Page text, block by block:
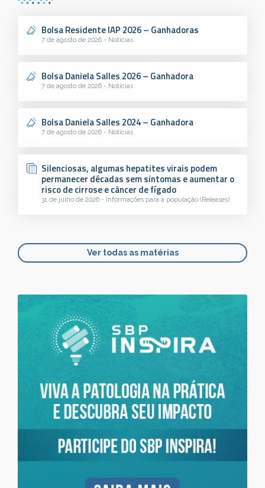
Bolsa Residente IAP 2026 – Ganhadoras
7 de agosto de 2026 - Notícias
Bolsa Daniela Salles 2026 – Ganhadora
7 de agosto de 2026 - Notícias
Bolsa Daniela Salles 2024 – Ganhadora
7 de agosto de 2026 - Notícias
Silenciosas, algumas hepatites virais podem
permanecer décadas sem sintomas e aumentar o
risco de cirrose e câncer de fígado
31 de julho de 2026 - Informações para a população (Releases)
Ver todas as matérias